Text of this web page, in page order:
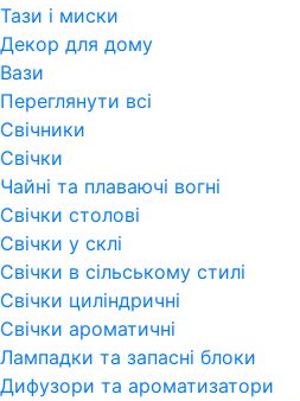
Тази і миски
Декор для дому
Вази
Переглянути всi
Свічники
Свічки
Чайні та плаваючі вогні
Свічки столові
Свічки у склі
Свічки в сільському стилі
Свічки циліндричні
Свічки ароматичні
Лампадки та запасні блоки
Дифузори та ароматизатори